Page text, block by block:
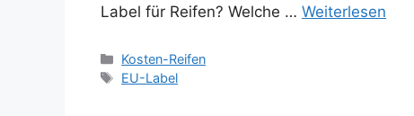
Label für Reifen? Welche … Weiterlesen
Kategorien
Kosten-Reifen
Schlagwörter
EU-Label